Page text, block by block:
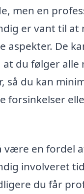
men en
er vant til at
aspekter. De
at du følger alle
så du kan
forsinkelser
være en fordel
involveret
du får